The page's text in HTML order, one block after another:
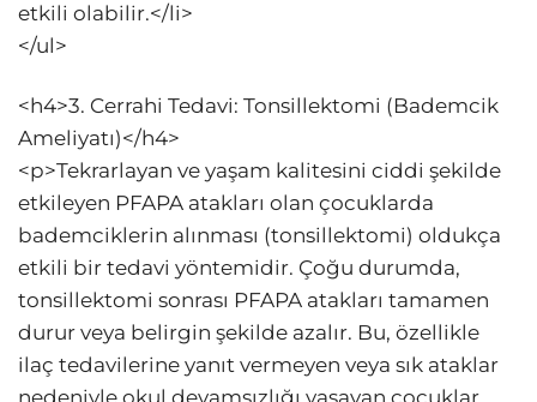
etkili olabilir.</li>
</ul>
<h4>3. Cerrahi Tedavi: Tonsillektomi (Bademcik
Ameliyatı)</h4>
<p>Tekrarlayan ve yaşam kalitesini ciddi şekilde
etkileyen PFAPA atakları olan çocuklarda
bademciklerin alınması (tonsillektomi) oldukça
etkili bir tedavi yöntemidir. Çoğu durumda,
tonsillektomi sonrası PFAPA atakları tamamen
durur veya belirgin şekilde azalır. Bu, özellikle
ilaç tedavilerine yanıt vermeyen veya sık ataklar
nedeniyle okul devamsızlığı yaşayan çocuklar